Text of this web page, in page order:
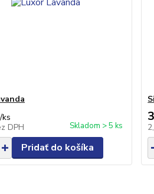
/ks
DPH Skladom > 5 ks
Pridať do košíka